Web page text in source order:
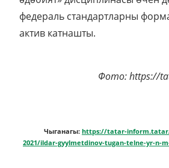
федераль стандартларны
актив катнашты.
Фото: https://
Чыганагы: https://tatar-inform.tatar/
2021/ildar-gyylmetdinov-tugan-telne-yr-n-